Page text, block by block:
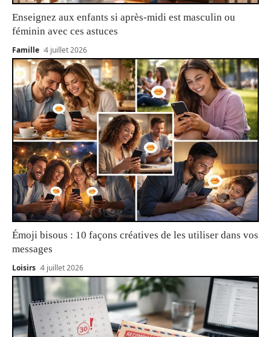
Enseignez aux enfants si après-midi est masculin ou
féminin avec ces astuces
Famille 4 juillet 2026
Émoji bisous : 10 façons créatives de les utiliser dans vos
messages
Loisirs 4 juillet 2026